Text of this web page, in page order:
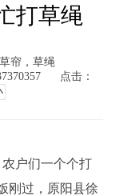
打草绳
帘，草绳
点击：
户们一个个打
刚过，原阳县徐